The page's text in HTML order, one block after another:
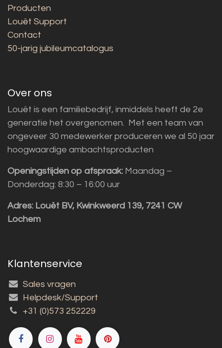
Producten
Louët Support
Contact
50-jarig jubileumcatalogus
Over ons
Louët is een familiebedrijf, inmiddels heeft de 2e
generatie het overgenomen. Met een team van
ongeveer 30 medewerker produceren we al 50 jaar
hoogwaardige ambachtsproducten
Openingstijden op afspraak: Maandag –
Donderdag: 8:30 – 16:00 uur
Adres: Louët BV, Kwinkweerd 139, 7241 CW
Lochem
Klantenservice
Sales vragen
Helpdesk/Support
+31 (0)573 252229